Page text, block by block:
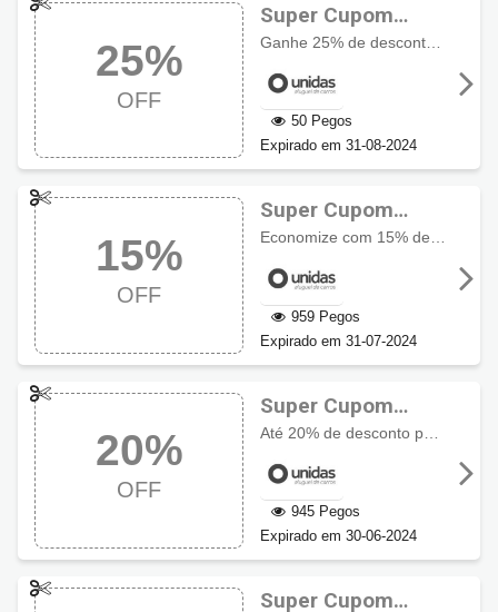
25%
OFF
Super Cupom
Unidas com 25%
no pré-pagamento
50 Pegos
Expirado em 31-08-2024
15%
OFF
Super Cupom
Unidas com 15%
OFF
Economize com 15% de desconto + 5% com pré-pagamento. Válido para todos os grupos e categorias, com reservas a partir de 01/07/2024 e retiradas até 31/07/24.
959 Pegos
Expirado em 31-07-2024
20%
OFF
Super Cupom
Unidas até 20%
OFF
945 Pegos
Expirado em 30-06-2024
Super Cupom